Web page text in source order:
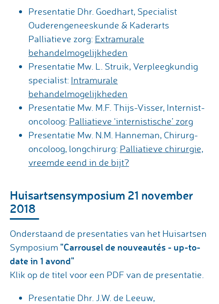
Presentatie Dhr. Goedhart, Specialist
Ouderengeneeskunde & Kaderarts
Palliatieve zorg: Extramurale
behandelmogelijkheden
Presentatie Mw. L. Struik, Verpleegkundig
specialist: Intramurale
behandelmogelijkheden
Presentatie Mw. M.F. Thijs-Visser, Internist-
oncoloog: Palliatieve ‘internistische’ zorg
Presentatie Mw. N.M. Hanneman, Chirurg-
oncoloog, longchirurg: Palliatieve chirurgie,
vreemde eend in de bijt?
Huisartsensymposium 21 november
2018
Onderstaand de presentaties van het Huisartsen
Symposium "Carrousel de nouveautés - up-to-
date in 1 avond"
Klik op de titel voor een PDF van de presentatie.
Presentatie Dhr. J.W. de Leeuw,